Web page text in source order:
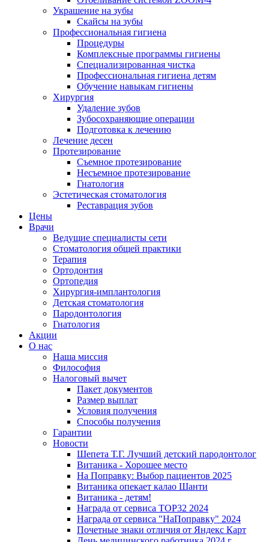
Украшение на зубы
Скайсы на зубы
Профессиональная гигиена
Процедуры
Комплексные программы гигиены
Специализированная чистка
Профессиональная гигиена детям
Обучение навыкам гигиены
Хирургия
Удаление зубов
Зубосохраняющие операции
Подготовка к лечению
Лечение десен
Протезирование
Съемное протезирование
Несъемное протезирование
Гнатология
Эстетическая стоматология
Реставрация зубов
Цены
Врачи
Ведущие специалисты сети
Стоматология общей практики
Терапия
Ортодонтия
Ортопедия
Хирургия-имплантология
Детская стоматология
Пародонтология
Гнатология
Акции
О нас
Наша миссия
Философия
Налоговый вычет
Пакет документов
Размер выплат
Условия получения
Способы получения
Гарантии
Новости
Шепета Т.Г. Лучший детский пародонтолог
Витаника - Хорошее место
На Поправку: Выбор пациентов 2025
Витаника опекает калао Шанти
Витаника - детям!
Награда от сервиса TOP32 2024
Награда от сервиса "НаПоправку" 2024
Почетные знаки отличия от Яндекс Карт